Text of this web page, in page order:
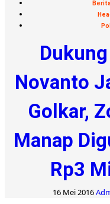
Novanto
Golkar,
Manap
Rp3
16 Mei 2016